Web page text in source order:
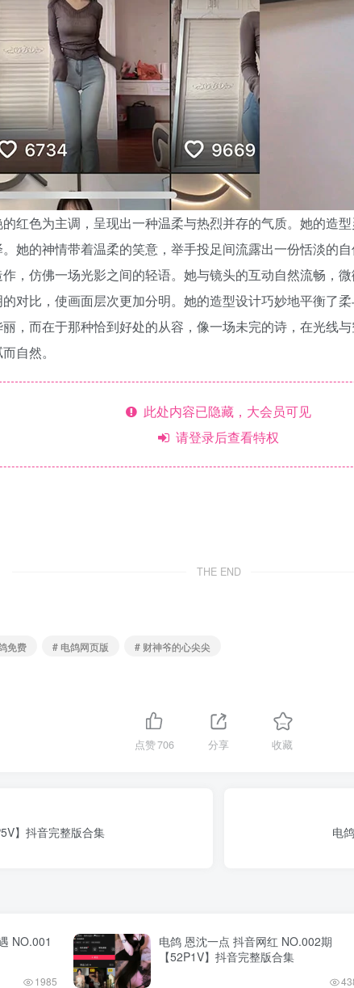
红色为主调，呈现出一种温柔与热烈并存的气质。她的造
她的神情带着温柔的笑意，举手投足间流露出一份恬淡的
，仿佛一场光影之间的轻语。她与镜头的互动自然流畅，
对比，使画面层次更加分明。她的造型设计巧妙地平衡
，而在于那种恰到好处的从容，像一场未完的诗，在光线
自然。
此处内容已隐藏，大会员可见
请登录后查看特权
THE END
免费 # 电鸽网页版 # 财神爷的心尖尖
点赞706 分享 收藏
】抖音完整版合集
电
NO.001
1985
电鸽 恩沈一点 抖音网红 NO.002期
【52P1V】抖音完整版合集